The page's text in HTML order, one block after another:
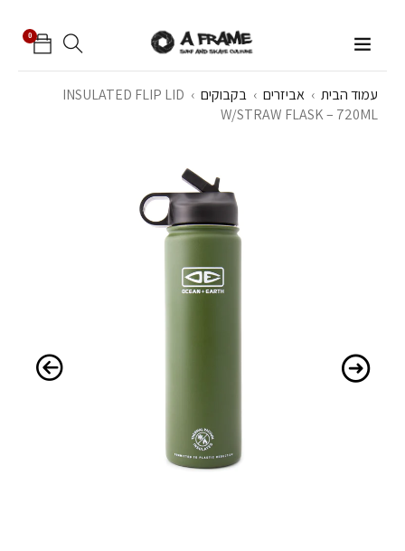
0
עמוד הבית › אביזרים › בקבוקים ›
INSULATED FLIP LID
W/STRAW FLASK – 720ML